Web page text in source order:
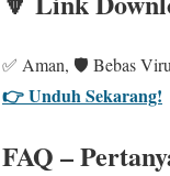
✅ Aman, 🛡️ Bebas
👉 Unduh Sekarang!
FAQ –